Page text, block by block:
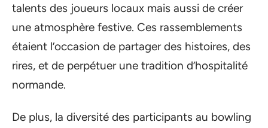
talents des joueurs locaux mais aussi de créer
une atmosphère festive. Ces rassemblements
étaient l’occasion de partager des histoires, des
rires, et de perpétuer une tradition d’hospitalité
normande.
De plus, la diversité des participants au bowling